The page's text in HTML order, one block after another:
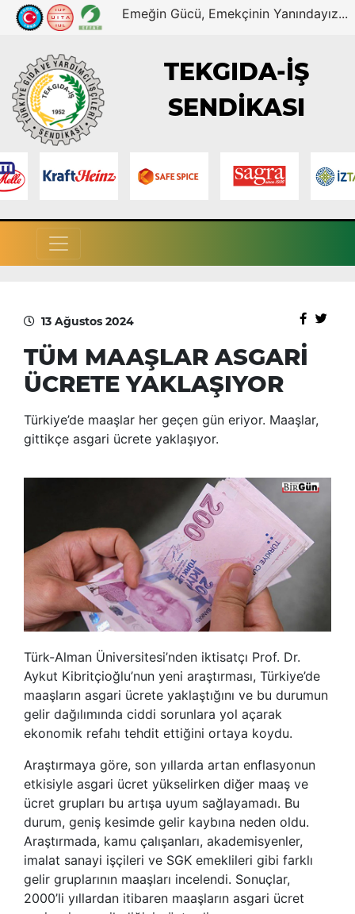
Emeğin Gücü, Emekçinin Yanındayız...
TEKGIDA-İŞ
SENDİKASI
13 Ağustos 2024
TÜM MAAŞLAR ASGARİ
ÜCRETE YAKLAŞIYOR
Türkiye’de maaşlar her geçen gün eriyor. Maaşlar,
gittikçe asgari ücrete yaklaşıyor.
Türk-Alman Üniversitesi’nden iktisatçı Prof. Dr.
Aykut Kibritçioğlu’nun yeni araştırması, Türkiye’de
maaşların asgari ücrete yaklaştığını ve bu durumun
gelir dağılımında ciddi sorunlara yol açarak
ekonomik refahı tehdit ettiğini ortaya koydu.
Araştırmaya göre, son yıllarda artan enflasyonun
etkisiyle asgari ücret yükselirken diğer maaş ve
ücret grupları bu artışa uyum sağlayamadı. Bu
durum, geniş kesimde gelir kaybına neden oldu.
Araştırmada, kamu çalışanları, akademisyenler,
imalat sanayi işçileri ve SGK emeklileri gibi farklı
gelir gruplarının maaşları incelendi. Sonuçlar,
2000’li yıllardan itibaren maaşların asgari ücret